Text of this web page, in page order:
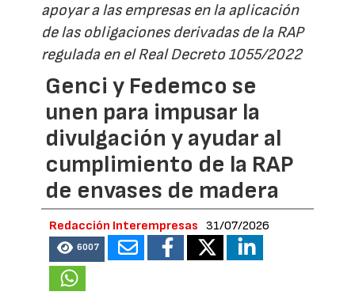
apoyar a las empresas en la aplicación
de las obligaciones derivadas de la RAP
regulada en el Real Decreto 1055/2022
Genci y Fedemco se
unen para impusar la
divulgación y ayudar al
cumplimiento de la RAP
de envases de madera
Redacción Interempresas 31/07/2026
6007